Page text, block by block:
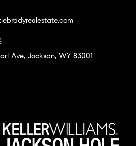
Ave, Jackson, WY 83001